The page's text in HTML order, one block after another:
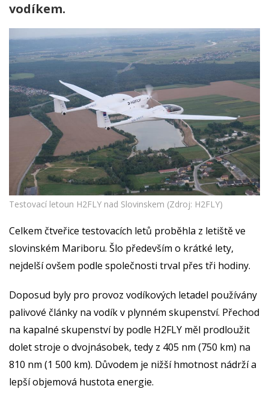
vodíkem.
Testovací letoun H2FLY nad Slovinskem (Zdroj: H2FLY)
Celkem čtveřice testovacích letů proběhla z letiště ve
slovinském Mariboru. Šlo především o krátké lety,
nejdelší ovšem podle společnosti trval přes tři hodiny.
Doposud byly pro provoz vodíkových letadel používány
palivové články na vodík v plynném skupenství. Přechod
na kapalné skupenství by podle H2FLY měl prodloužit
dolet stroje o dvojnásobek, tedy z 405 nm (750 km) na
810 nm (1 500 km). Důvodem je nižší hmotnost nádrží a
lepší objemová hustota energie.